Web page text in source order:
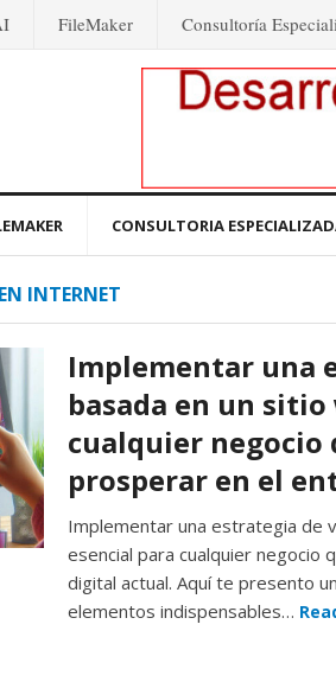
FileMaker Consultoría
CONSULTORIA
INTERNET
Implementar una
basada en un
cualquier negocio
prosperar en el
Implementar una estrategia de
esencial para cualquier negocio
digital actual. Aquí te presento
elementos indispensables…